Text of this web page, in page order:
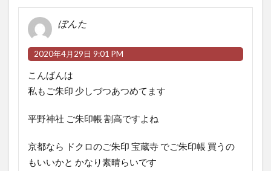
ぽんた
2020年4月29日 9:01 PM
こんばんは
私もご朱印 少しづつあつめてます
平野神社 ご朱印帳 割高ですよね
京都なら ドクロのご朱印 宝蔵寺 でご朱印帳 買うの
もいいかと かなり素晴らいです